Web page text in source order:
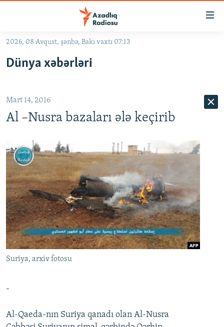
Əsas
qayıt
qayıt
Axtarışa
#İZAHLA
QANUNI DOĞRU
ARAŞDIRMA
MULTIMEDIA
VIDEO
FOTOQALEREYA
İNFOQRAFIKA
KARIKATURA
RADIO ARXIV
OXU ZALI
AZƏRBAYCAN ƏDƏBIYYATI KITABXANASI
İSLAM VƏ DEMOKRATIYA
HAQQIMIZDA
MISSIYAMIZ
PEŞƏ ETIKASI VƏ JURNALISTIKA STANDARTLARIMIZ
XƏBƏR BÜLLETENLƏRIMIZ
BIZI IZLƏ
2026, 08 Avqust, şənbə, Bakı vaxtı 07:13
Dünya xəbərləri
Mart 14, 2016
Al –Nusra bazaları ələ keçirib
Suriya, arxiv fotosu
-
Al-Qaeda-nın Suriya qanadı olan Al-Nusra